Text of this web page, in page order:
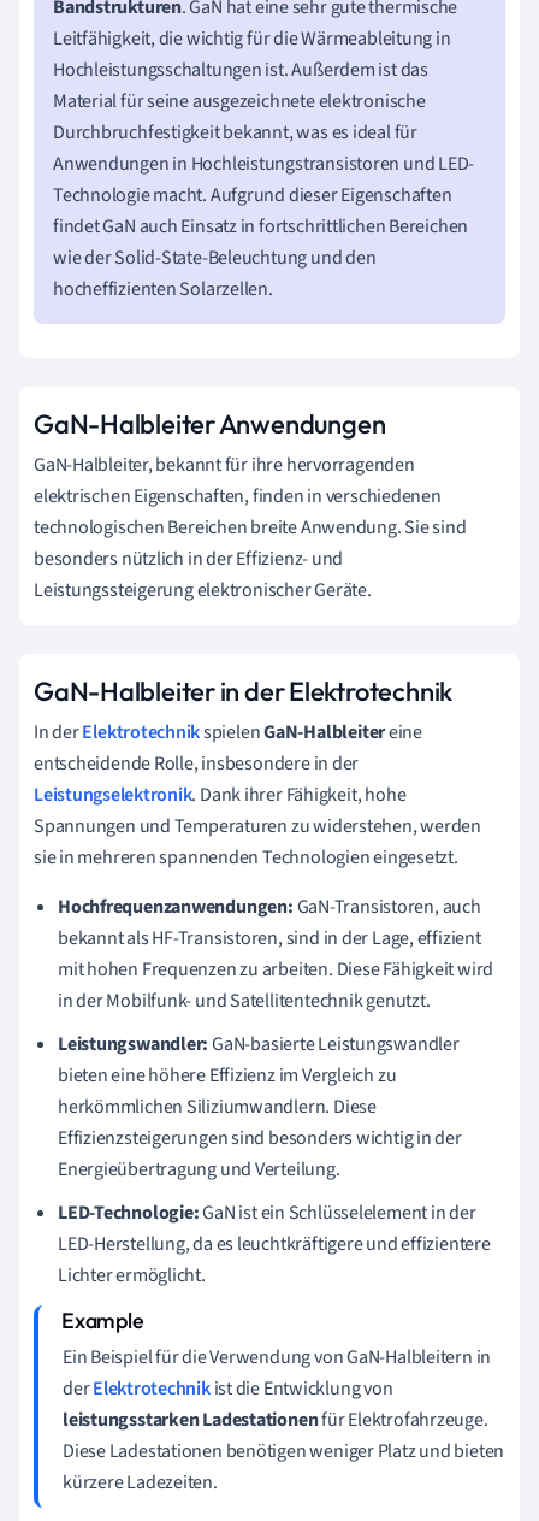
Bandstrukturen. GaN hat eine sehr gute thermische
Leitfähigkeit, die wichtig für die Wärmeableitung in
Hochleistungsschaltungen ist. Außerdem ist das
Material für seine ausgezeichnete elektronische
Durchbruchfestigkeit bekannt, was es ideal für
Anwendungen in Hochleistungstransistoren und LED-
Technologie macht. Aufgrund dieser Eigenschaften
findet GaN auch Einsatz in fortschrittlichen Bereichen
wie der Solid-State-Beleuchtung und den
hocheffizienten Solarzellen.
GaN-Halbleiter Anwendungen
GaN-Halbleiter, bekannt für ihre hervorragenden
elektrischen Eigenschaften, finden in verschiedenen
technologischen Bereichen breite Anwendung. Sie sind
besonders nützlich in der Effizienz- und
Leistungssteigerung elektronischer Geräte.
GaN-Halbleiter in der Elektrotechnik
In derElektrotechnikspielenGaN-Halbleitereine
entscheidende Rolle, insbesondere in der
Leistungselektronik. Dank ihrer Fähigkeit, hohe
Spannungen und Temperaturen zu widerstehen, werden
sie in mehreren spannenden Technologien eingesetzt.
Hochfrequenzanwendungen:GaN-Transistoren, auch
bekannt als HF-Transistoren, sind in der Lage, effizient
mit hohen Frequenzen zu arbeiten. Diese Fähigkeit wird
in der Mobilfunk- und Satellitentechnik genutzt.
Leistungswandler:GaN-basierte Leistungswandler
bieten eine höhere Effizienz im Vergleich zu
herkömmlichen Siliziumwandlern. Diese
Effizienzsteigerungen sind besonders wichtig in der
Energieübertragung und Verteilung.
LED-Technologie:GaN ist ein Schlüsselelement in der
LED-Herstellung, da es leuchtkräftigere und effizientere
Lichter ermöglicht.
Ein Beispiel für die Verwendung von GaN-Halbleitern in
derElektrotechnikist die Entwicklung von
leistungsstarken Ladestationenfür Elektrofahrzeuge.
Diese Ladestationen benötigen weniger Platz und bieten
kürzere Ladezeiten.